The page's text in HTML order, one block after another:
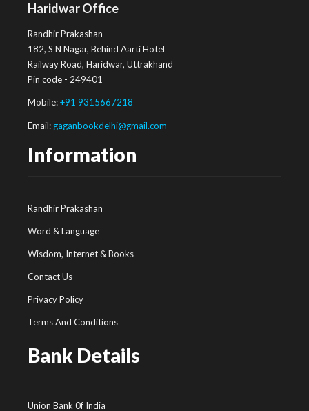
Haridwar Office
Randhir Prakashan
182, S N Nagar, Behind Aarti Hotel
Railway Road, Haridwar, Uttrakhand
Pin code - 249401
Mobile:+91 9315667218
Email: gaganbookdelhi@gmail.com
Information
Randhir Prakashan
Word & Language
Wisdom, Internet & Books
Contact Us
Privacy Policy
Terms And Conditions
Bank Details
Union Bank 0f India